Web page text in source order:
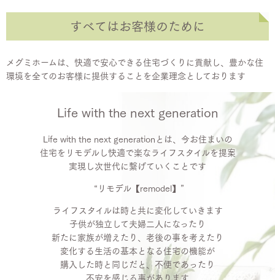
すべてはお客様のために
メグミホームは、快適で安心できる住宅づくりに貢献し、豊かな住
環境を全てのお客様に提供することを企業理念としております
Life with the next generation
Life with the next generationとは、今お住まいの
住宅をリモデルし快適で楽なライフスタイルを提案
実現し次世代に繋げていくことです
“リモデル【remodel】”
ライフスタイルは時と共に変化していきます
子供が独立して夫婦二人になったり
新たに家族が増えたり、老後の事を考えたり
変化する生活の基本となる住宅の機能が
購入した時と同じだと、不便であったり
不安を感じる事があります